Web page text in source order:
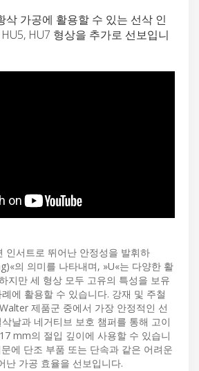
삭 가공에 활용할 수 있는 선삭 인
HU7 형상을 추가로 선보입니
인서트로 뛰어난 안정성을 발휘하
의 의미를 나타내며, »U«는 다양한 활
지만 세 형상 모두 고유의 특성을 보유
에 활용할 수 있습니다. 강재 및 주철
제품군 중에서 가장 안정적인 선
날과 네거티브 보호 챔퍼를 통해 고이
mm의 절입 깊이에 사용할 수 있습니
에 단조 부품 또는 단속과 같은 어려운
난 가공 효율을 선보입니다.